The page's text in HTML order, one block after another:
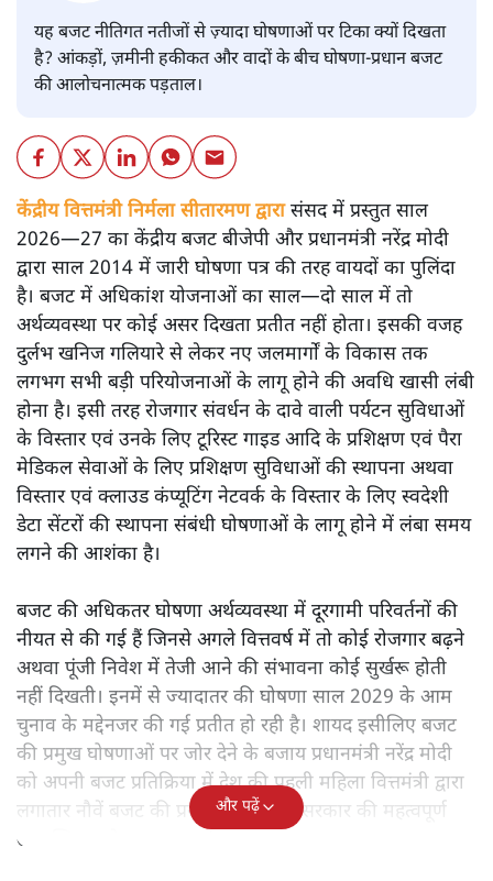
यह बजट नीतिगत नतीजों से ज़्यादा घोषणाओं पर टिका क्यों दिखता
है? आंकड़ों, ज़मीनी हकीकत और वादों के बीच घोषणा-प्रधान बजट
की आलोचनात्मक पड़ताल।
केंद्रीय वित्तमंत्री निर्मला सीतारमण द्वारासंसद में प्रस्तुत साल
2026—27 का केंद्रीय बजट बीजेपी और प्रधानमंत्री नरेंद्र मोदी
द्वारा साल 2014 में जारी घोषणा पत्र की तरह वायदों का पुलिंदा
है। बजट में अधिकांश योजनाओं का साल—दो साल में तो
अर्थव्यवस्था पर कोई असर दिखता प्रतीत नहीं होता। इसकी वजह
दुर्लभ खनिज गलियारे से लेकर नए जलमार्गों के विकास तक
लगभग सभी बड़ी परियोजनाओं के लागू होने की अवधि खासी लंबी
होना है। इसी तरह रोजगार संवर्धन के दावे वाली पर्यटन सुविधाओं
के विस्तार एवं उनके लिए टूरिस्ट गाइड आदि के प्रशिक्षण एवं पैरा
मेडिकल सेवाओं के लिए प्रशिक्षण सुविधाओं की स्थापना अथवा
विस्तार एवं क्लाउड कंप्यूटिंग नेटवर्क के विस्तार के लिए स्वदेशी
डेटा सेंटरों की स्थापना संबंधी घोषणाओं के लागू होने में लंबा समय
लगने की आशंका है।
बजट की अधिकतर घोषणा अर्थव्यवस्था में दूरगामी परिवर्तनों की
नीयत से की गई हैं जिनसे अगले वित्तवर्ष में तो कोई रोजगार बढ़ने
अथवा पूंजी निवेश में तेजी आने की संभावना कोई सुर्खरू होती
नहीं दिखती। इनमें से ज्यादातर की घोषणा साल 2029 के आम
चुनाव के मद्देनजर की गई प्रतीत हो रही है। शायद इसीलिए बजट
की प्रमुख घोषणाओं पर जोर देने के बजाय प्रधानमंत्री नरेंद्र मोदी
को अपनी बजट प्रतिक्रिया में देश की पहली महिला वित्तमंत्री द्वारा
लगातार नौवें बजट की प्रस्तुति को अपनी सरकार की महत्वपूर्ण
उपलब्धि बताने पर मजबूर होना पड़ा।
और पढ़ें